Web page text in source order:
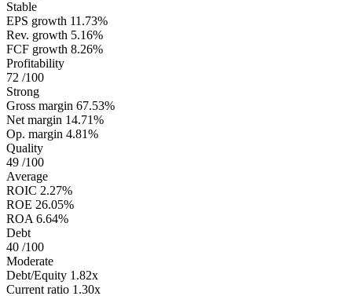
Stable
EPS growth 11.73%
Rev. growth 5.16%
FCF growth 8.26%
Profitability
72 /100
Strong
Gross margin 67.53%
Net margin 14.71%
Op. margin 4.81%
Quality
49 /100
Average
ROIC 2.27%
ROE 26.05%
ROA 6.64%
Debt
40 /100
Moderate
Debt/Equity 1.82x
Current ratio 1.30x